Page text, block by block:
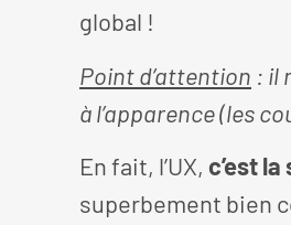
global !
Point d’attention : il
à l’apparence (les
En fait, l’UX, c’est
superbement bien